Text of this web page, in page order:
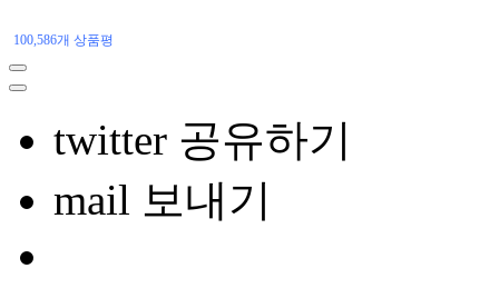
100,586개 상품평
twitter 공유하기
mail 보내기